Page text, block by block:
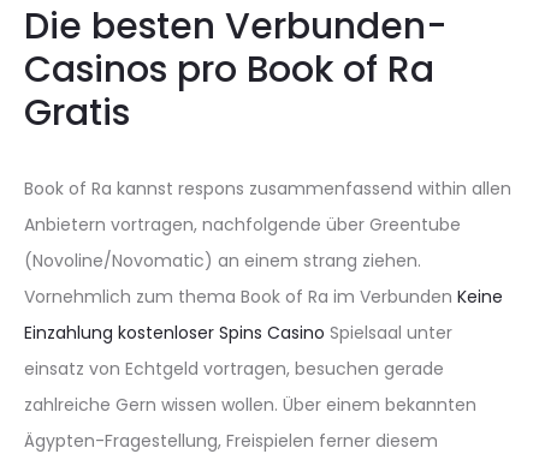
Die besten Verbunden-
Casinos pro Book of Ra
Gratis
Book of Ra kannst respons zusammenfassend within allen
Anbietern vortragen, nachfolgende über Greentube
(Novoline/Novomatic) an einem strang ziehen.
Vornehmlich zum thema Book of Ra im Verbunden Keine
Einzahlung kostenloser Spins Casino Spielsaal unter
einsatz von Echtgeld vortragen, besuchen gerade
zahlreiche Gern wissen wollen. Über einem bekannten
Ägypten-Fragestellung, Freispielen ferner diesem